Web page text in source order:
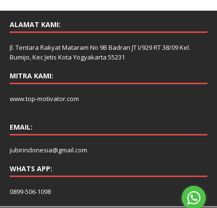
ALAMAT KAMI:
Jl. Tentara Rakyat Mataram No 9B Badran JT I/929 RT 38/09 Kel.
Bumijo, Kec Jetis Kota Yogyakarta 55231
MITRA KAMI:
www.top-motivator.com
EMAIL:
jubirindonesia@gmail.com
WHATS APP:
0899-506-1098